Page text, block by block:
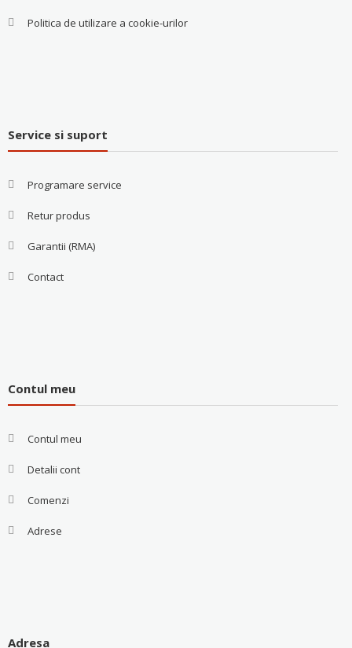
Politica de utilizare a cookie-urilor
Service si suport
Programare service
Retur produs
Garantii (RMA)
Contact
Contul meu
Contul meu
Detalii cont
Comenzi
Adrese
Adresa